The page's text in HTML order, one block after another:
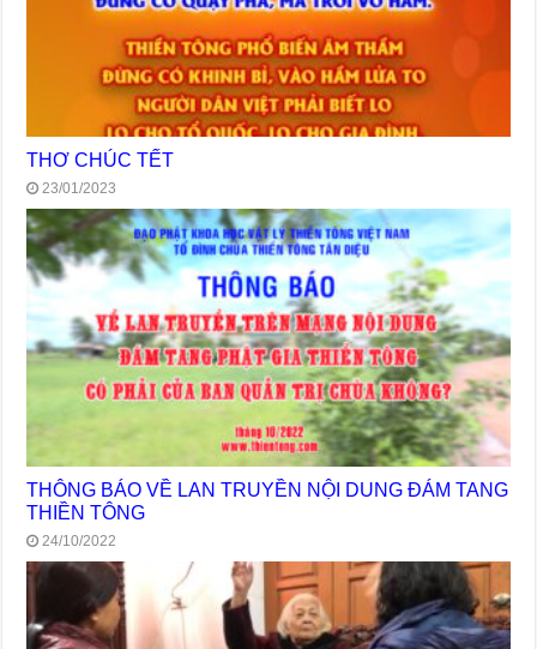
THƠ CHÚC TẾT
23/01/2023
THÔNG BÁO VỀ LAN TRUYỀN NỘI DUNG ĐÁM TANG
THIỀN TÔNG
24/10/2022